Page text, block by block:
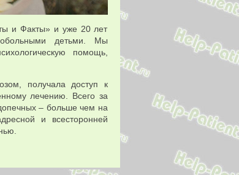
и Факты» и уже 20 лет
детьми. Мы
помощь,
получала доступ к
лечению. Всего за
– больше чем на
и всесторонней